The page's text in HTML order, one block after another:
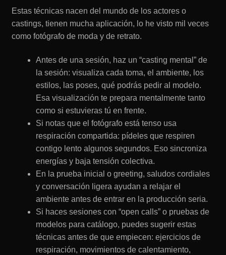
Estas técnicas nacen del mundo de los actores o
castings, tienen mucha aplicación, lo he visto mil veces
como fotógrafo de moda y de retrato.
Antes de una sesión, haz un “casting mental” de
la sesión: visualiza cada toma, el ambiente, los
estilos, las poses, qué podrás pedir al modelo.
Esa visualización te prepara mentalmente tanto
como si estuvieras tú en frente.
Si notas que el fotógrafo está tenso usa
respiración compartida: pídeles que respiren
contigo lento algunos segundos. Eso sincroniza
energías y baja tensión colectiva.
En la prueba inicial o greeting, saludos cordiales
y conversación ligera ayudan a relajar el
ambiente antes de entrar en la producción seria.
Si haces sesiones con “open calls” o pruebas de
modelos para catálogo, puedes sugerir estas
técnicas antes de que empiecen: ejercicios de
respiración, movimientos de calentamiento,